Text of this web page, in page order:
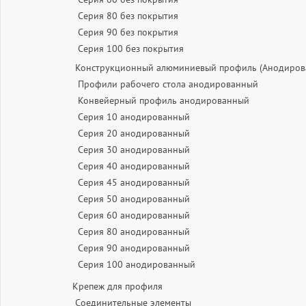
Серия 80 без покрытия
Серия 90 без покрытия
Серия 100 без покрытия
Конструкционный алюминиевый профиль
Профили рабочего стола анодированный
Конвейерный профиль анодированный
Серия 10 анодированный
Серия 20 анодированный
Серия 30 анодированный
Серия 40 анодированный
Серия 45 анодированный
Серия 50 анодированный
Серия 60 анодированный
Серия 80 анодированный
Серия 90 анодированный
Серия 100 анодированный
Крепеж для профиля
Соединительные элементы